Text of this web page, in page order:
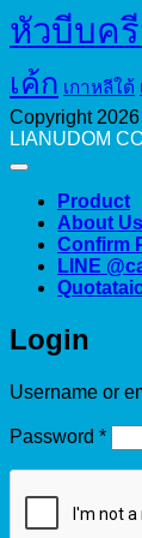
หัวบีบค
เค้ก เกาหลีใต้
Copyright
LIANUDOM
Product
About Us
Confirm
LINE
Login
Username or
Password *